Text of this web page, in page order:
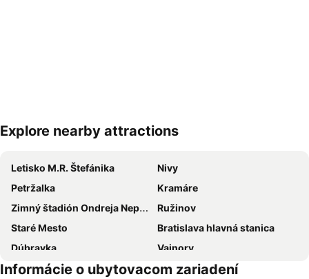
Explore nearby attractions
Letisko M.R. Štefánika
Nivy
Petržalka
Kramáre
Zimný štadión Ondreja Nepelu
Ružinov
Staré Mesto
Bratislava hlavná stanica
Dúbravka
Vajnory
Termálne kúpalisko Vincov les
Devínska Nová Ves
Informácie o ubytovacom zariadení